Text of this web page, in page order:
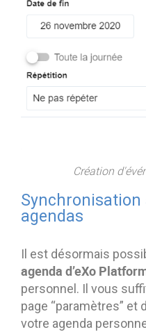
Création
Synchronisation
agendas
Il est désormais
agenda d’eXo
personnel. Il vous
page “paramètres” et
votre agenda